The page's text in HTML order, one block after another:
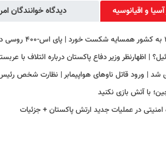
و اقیانوسیه دیدگاه خوانندگان
| اظهارنظر وزیر دفاع پاکستان درباره ائتلاف با
| ورود قاتل ناوهای هواپیمابر | نظارت شخص
با آتش بازی نکنید
در عملیات جدید ارتش پاکستان + جزئیات